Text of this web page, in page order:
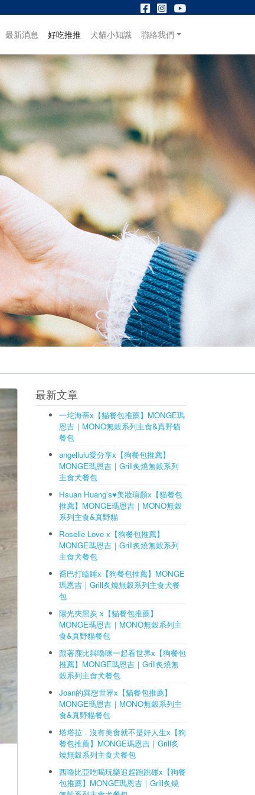
最新消息 好吃推推 犬貓小知識 聯絡我們
最新文章
一坨海蒂x【貓餐包推薦】MONGE瑪
恩吉｜MONO無穀系列主食&真野貓
餐包
angellulu愛分享x【狗餐包推薦】
MONGE瑪恩吉｜Grill炙燒無穀系列
主食犬餐包
Hsuan Huang's♥美妝瑄顏x【貓餐包
推薦】MONGE瑪恩吉｜MONO無穀
系列主食&真野貓
Roselle Love x【狗餐包推薦】
MONGE瑪恩吉｜Grill炙燒無穀系列
主食犬餐包
喬巴打瞌睡x【狗餐包推薦】MONGE
瑪恩吉｜Grill炙燒無穀系列主食犬餐
包
陽光夾黑炭 x【貓餐包推薦】
MONGE瑪恩吉｜MONO無穀系列主
食&真野貓餐包
跟著鹿比與嚕咪一起看世界x【狗餐包
推薦】MONGE瑪恩吉｜Grill炙燒無
穀系列主食犬餐包
Joan的異想世界x【貓餐包推薦】
MONGE瑪恩吉｜MONO無穀系列主
食&真野貓餐包
塔塔拉．沒有美食就不是好人生x【狗
餐包推薦】MONGE瑪恩吉｜Grill炙
燒無穀系列主食犬餐包
西嚕比亞吃喝玩樂追趕跑跳碰x【狗餐
包推薦】MONGE瑪恩吉｜Grill炙燒